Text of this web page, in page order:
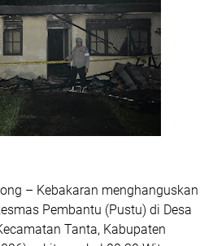
– Kebakaran menghanguskan
Pembantu (Pustu) di Desa
Tanta, Kabupaten